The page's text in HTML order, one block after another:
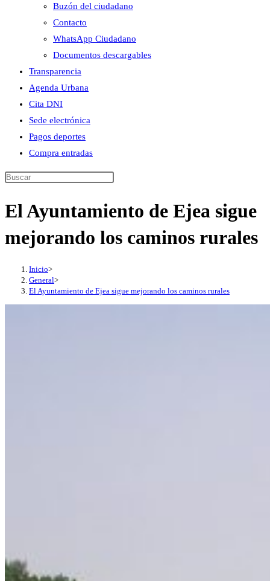
Buzón del ciudadano
Contacto
WhatsApp Ciudadano
Documentos descargables
Transparencia
Agenda Urbana
Cita DNI
Sede electrónica
Pagos deportes
Compra entradas
Buscar
esta
El Ayuntamiento de Ejea sigue
mejorando los caminos rurales
Inicio>
General>
El Ayuntamiento de Ejea sigue mejorando los caminos rurales